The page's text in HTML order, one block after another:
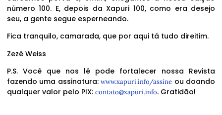
número 100. E, depois da Xapuri 100, como era desejo
seu, a gente segue esperneando.
Fica tranquilo, camarada, que por aqui tá tudo direitim.
Zezé Weiss
P.S. Você que nos lê pode fortalecer nossa Revista
fazendo uma assinatura:www.xapuri.info/assine ou doando
qualquer valor pelo PIX: contato@xapuri.info. Gratidão!